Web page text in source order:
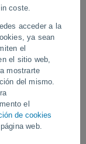
coste.
acceder a la
ya sean
el
el sitio web,
mostrarte
del mismo.
el
de cookies
web.
Saudita!
y tormentas
en varias